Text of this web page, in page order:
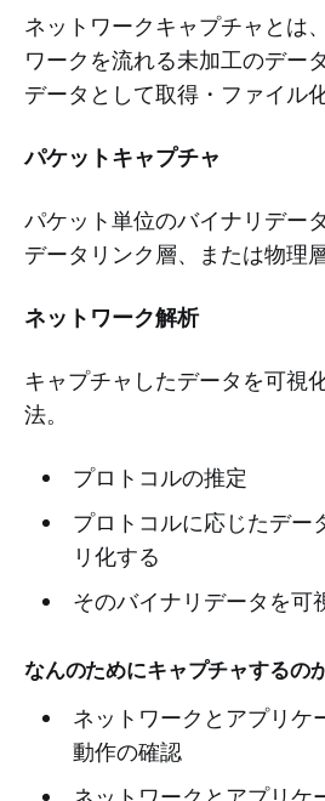
ネットワークキャプチャとは
ワークを流れる未加工のデー
データとして取得・ファイル
パケットキャプチャ
パケット単位のバイナリデー
データリンク層、または物理
ネットワーク解析
キャプチャしたデータを可視
法。
プロトコルの推定
プロトコルに応じたデー
リ化する
そのバイナリデータを可
なんのためにキャプチャするの
ネットワークとアプリケ
動作の確認